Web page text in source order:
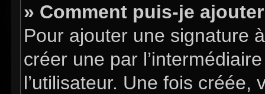
» Comment puis-je
Pour ajouter une signature
créer une par
l’utilisateur. Une fois